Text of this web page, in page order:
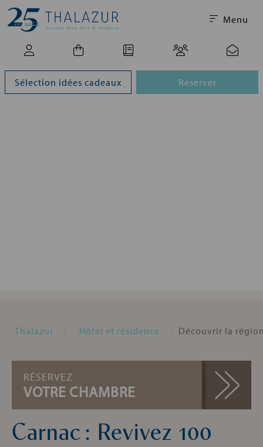
Menu
Sélection idées cadeaux Réserver
Thalazur Hôtel et résidence Découvrir la
RÉSERVEZ
VOTRE CHAMBRE
Carnac : Revivez 100